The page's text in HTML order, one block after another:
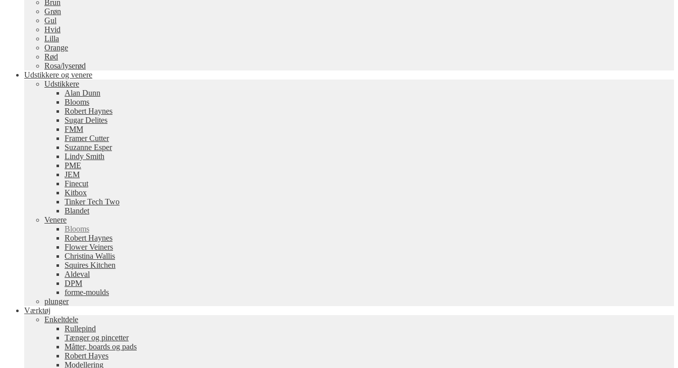
Brun
Grøn
Gul
Hvid
Lilla
Orange
Rød
Rosa/lyserød
Udstikkere og venere
Udstikkere
Alan Dunn
Blooms
Robert Haynes
Sugar Delites
FMM
Framer Cutter
Suzanne Esper
Lindy Smith
PME
JEM
Finecut
Kitbox
Tinker Tech Two
Blandet
Venere
Blooms
Robert Haynes
Flower Veiners
Christina Wallis
Squires Kitchen
Aldeval
DPM
forme-moulds
plunger
Værktøj
Enkeltdele
Rullepind
Tænger og pincetter
Måtter, boards og pads
Robert Hayes
Modellering